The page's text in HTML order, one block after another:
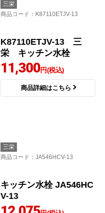
三栄
商品コード ：K87110ETJV-13
K87110ETJV-13 三
栄 キッチン水栓
11,300円(税込)
商品詳細はこちら
三栄
商品コード ：JA546HCV-13
キッチン水栓 JA546HC
V-13